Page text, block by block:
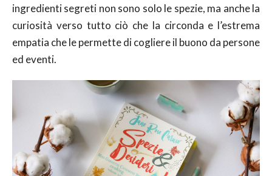
ingredienti segreti non sono solo le spezie, ma anche la
curiosità verso tutto ciò che la circonda e l’estrema
empatia che le permette di cogliere il buono da persone
ed eventi.